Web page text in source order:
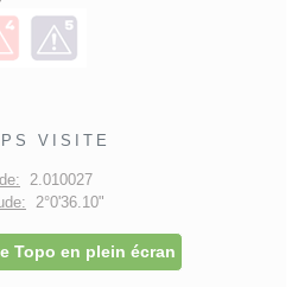
VISITE
2.010027
2°0'36.10"
Topo en plein écran